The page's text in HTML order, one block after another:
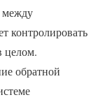
между
контролировать
целом.
обратной